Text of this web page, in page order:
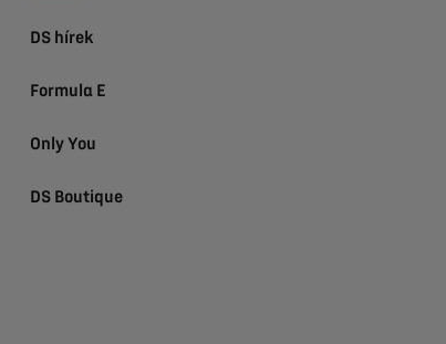
DS hírek
Formula E
Only You
DS Boutique